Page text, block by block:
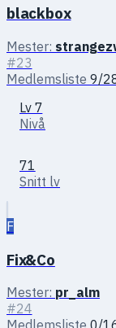
blackbox
Mester:
#23
Medlemsliste 9/
Lv 7
Nivå
71
Snitt lv
F
Fix&Co
Mester: pr_alm
#24